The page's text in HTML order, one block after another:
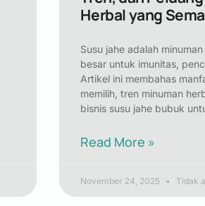
Herbal yang
Susu jahe adalah
besar untuk imunitas,
Artikel ini membahas
memilih, tren minuman
bisnis susu jahe bubuk
Read More »
November 24, 2025 Tidak